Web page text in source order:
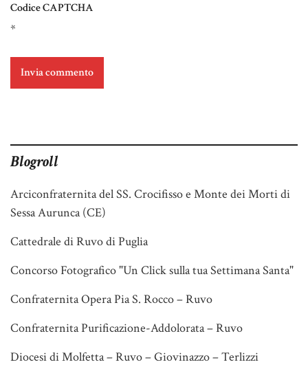
Codice CAPTCHA
*
Blogroll
Arciconfraternita del SS. Crocifisso e Monte dei Morti di
Sessa Aurunca (CE)
Cattedrale di Ruvo di Puglia
Concorso Fotografico "Un Click sulla tua Settimana Santa"
Confraternita Opera Pia S. Rocco – Ruvo
Confraternita Purificazione-Addolorata – Ruvo
Diocesi di Molfetta – Ruvo – Giovinazzo – Terlizzi